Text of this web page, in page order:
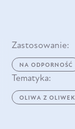
Zastosowanie:
NA ODPORNOŚĆ
Tematyka:
OLIWA Z OLIWEK